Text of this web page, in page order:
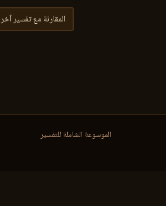
المقارنة مع تفسير آخر
الموسوعة الشاملة للتفسير